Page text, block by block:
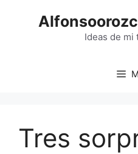
Ideas de mi
Tres